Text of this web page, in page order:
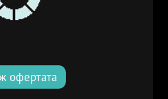
офертата